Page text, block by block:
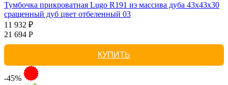
Тумбочка прикроватная Lugo R191 из массива дуба 43х43х30
сращенный дуб цвет отбеленный 03
11 932 ₽
21 694 Р
КУПИТЬ
-45%